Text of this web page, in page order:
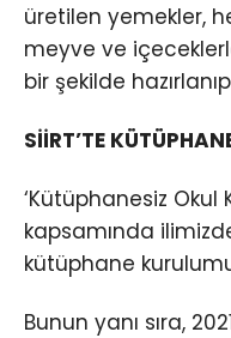
üretilen yemekler,
meyve ve
bir şekilde
SİİRT’TE
‘Kütüphanesiz Okul
kapsamında
kütüphane
Bunun yanı sıra,